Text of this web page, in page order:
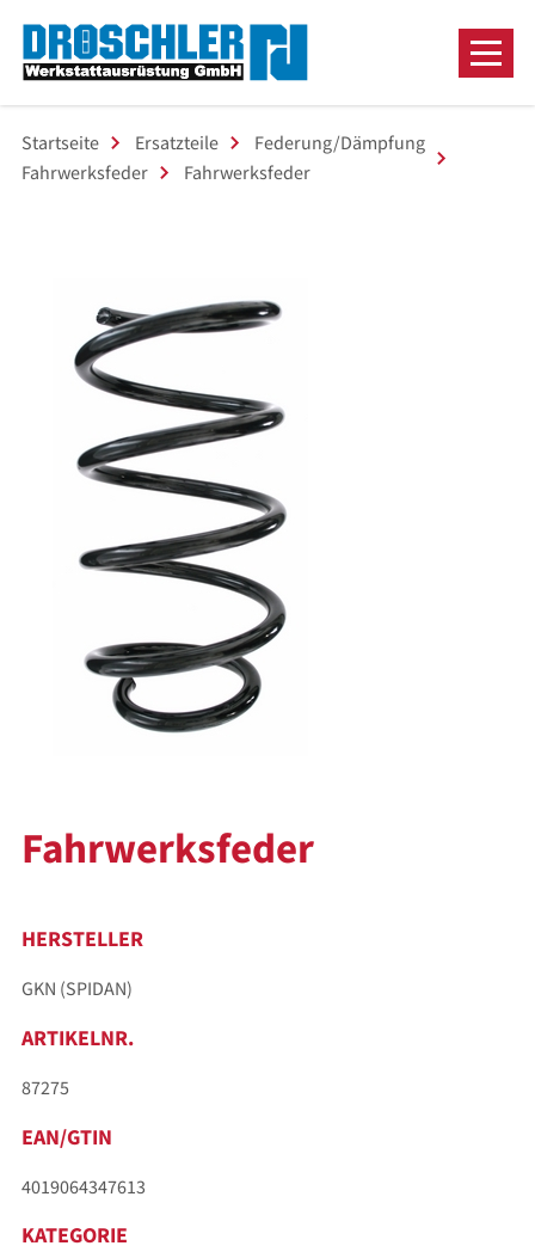
Startseite Ersatzteile
Federung/Dämpfung
Fahrwerksfeder
Fahrwerksfeder
Fahrwerksfeder
HERSTELLER
GKN (SPIDAN)
ARTIKELNR.
87275
EAN/GTIN
4019064347613
KATEGORIE